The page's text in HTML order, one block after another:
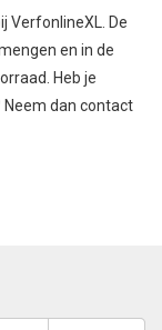
VerfonlineXL. De
en in de
Heb je
Neem dan contact